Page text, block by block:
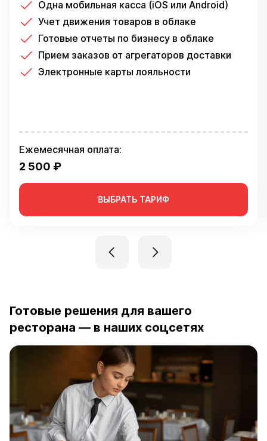
Прием заказов от агрегаторов доставки
Электронные карты лояльности
ВЫБРАТЬ ТАРИФ
По ту сторону общепита
Канал для рестораторов и всех, кто